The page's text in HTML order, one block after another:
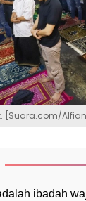
[Suara.com/
ibadah